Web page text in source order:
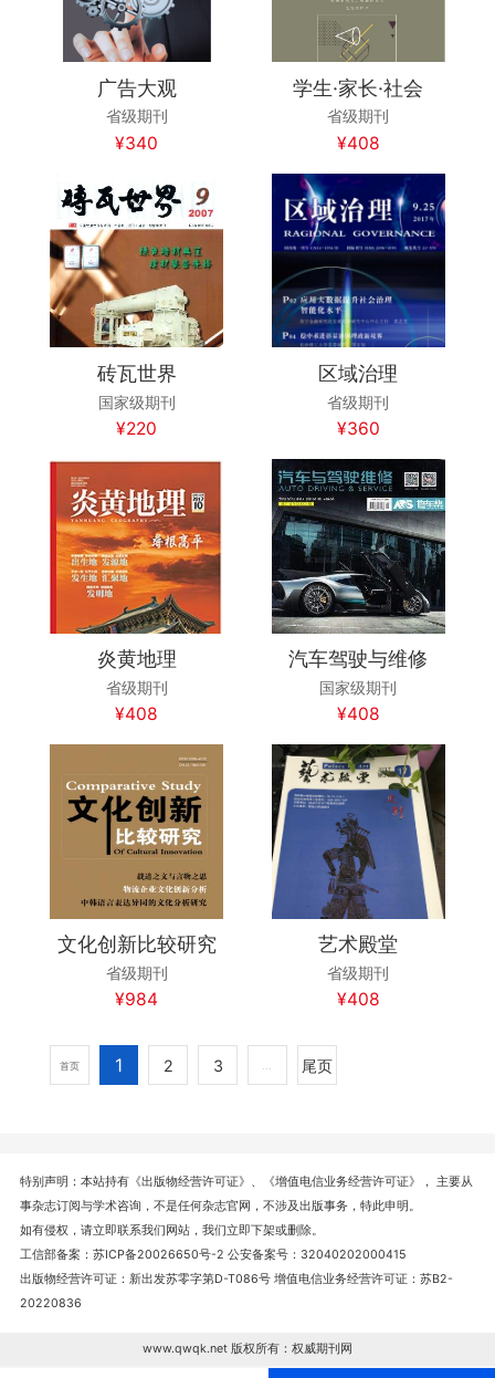
广告大观
省级期刊
¥340
学生·家长·社会
省级期刊
¥408
砖瓦世界
国家级期刊
¥220
区域治理
省级期刊
¥360
炎黄地理
省级期刊
¥408
汽车驾驶与维修
国家级期刊
¥408
文化创新比较研究
省级期刊
¥984
艺术殿堂
省级期刊
¥408
首页 1 2 3 尾页
特别声明：本站持有《出版物经营许可证》、《增值电信业务经营许可证》， 主要从
事杂志订阅与学术咨询，不是任何杂志官网，不涉及出版事务，特此申明。
如有侵权，请立即联系我们网站，我们立即下架或删除。
工信部备案：苏ICP备20026650号-2 公安备案号：32040202000415
出版物经营许可证：新出发苏零字第D-T086号 增值电信业务经营许可证：苏B2-
20220836
www.qwqk.net 版权所有：权威期刊网